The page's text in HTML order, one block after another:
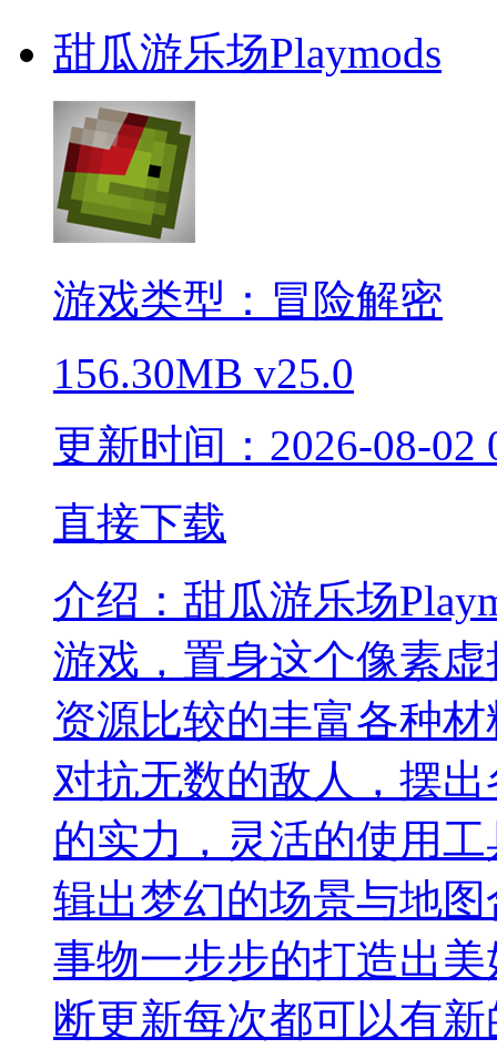
甜瓜游乐场Playmods
游戏类型：冒险解密
156.30MB v25.0
更新时间：2026-08-02
直接下载
介绍： 甜瓜游乐场
游戏，置身这个像素
资源比较的丰富各种
对抗无数的敌人，摆
的实力，灵活的使用
辑出梦幻的场景与地
事物一步步的打造出
断更新每次都可以有